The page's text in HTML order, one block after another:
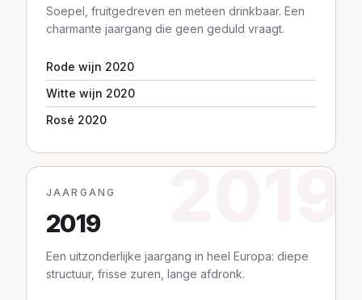
Soepel, fruitgedreven en meteen drinkbaar. Een
charmante jaargang die geen geduld vraagt.
Rode wijn 2020
Witte wijn 2020
Rosé 2020
2019
JAARGANG
2019
Een uitzonderlijke jaargang in heel Europa: diepe
structuur, frisse zuren, lange afdronk.